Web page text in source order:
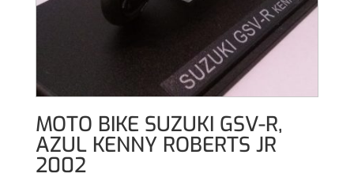
MOTO BIKE SUZUKI GSV-R,
AZUL KENNY ROBERTS JR
2002